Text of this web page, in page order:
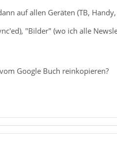
auf allen Geräten (TB,
"Bilder" (wo ich alle
Google Buch reinkopieren?